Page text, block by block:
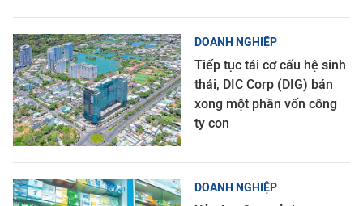
DOANH NGHIỆP
Tiếp tục tái cơ cấu hệ sinh
thái, DIC Corp (DIG) bán
xong một phần vốn công
ty con
DOANH NGHIỆP